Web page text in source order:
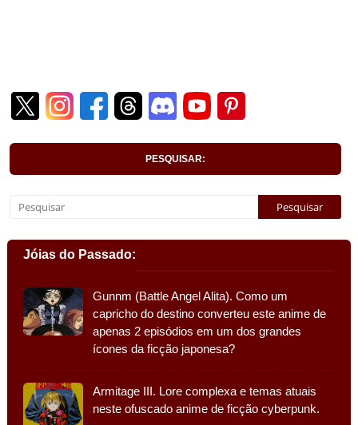
PESQUISAR:
Jóias do Passado:
Gunnm (Battle Angel Alita). Como um
capricho do destino converteu este anime de
apenas 2 episódios em um dos grandes
ícones da ficção japonesa?
Armitage III. Lore complexa e temas atuais
neste ofuscado anime de ficção cyberpunk.